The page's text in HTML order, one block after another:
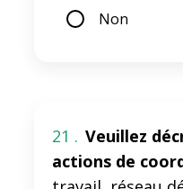
Non
21 . Veuillez
actions de